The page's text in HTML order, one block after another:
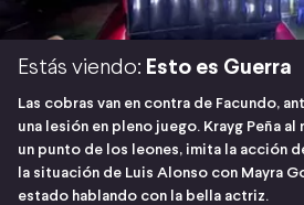
Estás viendo: Esto es Guerra
Las cobras van en contra de Facundo,
una lesión en pleno juego. Krayg Peña
un punto de los leones, imita la acción
la situación de Luis Alonso con Mayra
estado hablando con la bella actriz.